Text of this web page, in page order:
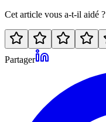
Cet article vous a-t-il aidé ?
Partager